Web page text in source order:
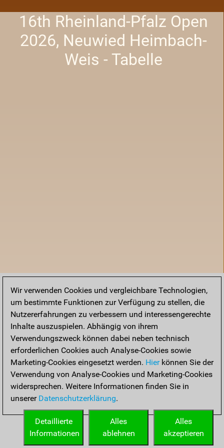
16th Rheinland-Pfalz Open
2026, Neuwied Heimbach-
Weis - Tabelle
Startseite
Wir verwenden Cookies und vergleichbare Technologien,
um bestimmte Funktionen zur Verfügung zu stellen, die
Nutzererfahrungen zu verbessern und interessengerechte
Inhalte auszuspielen. Abhängig von ihrem
Verwendungszweck können dabei neben technisch
erforderlichen Cookies auch Analyse-Cookies sowie
Marketing-Cookies eingesetzt werden. Hierkönnen Sie der
Verwendung von Analyse-Cookies und Marketing-Cookies
widersprechen. Weitere Informationen finden Sie in
unserer Datenschutzerklärung.
Alles
akzeptieren
Alles
ablehnen
Detaillierte
Informationen